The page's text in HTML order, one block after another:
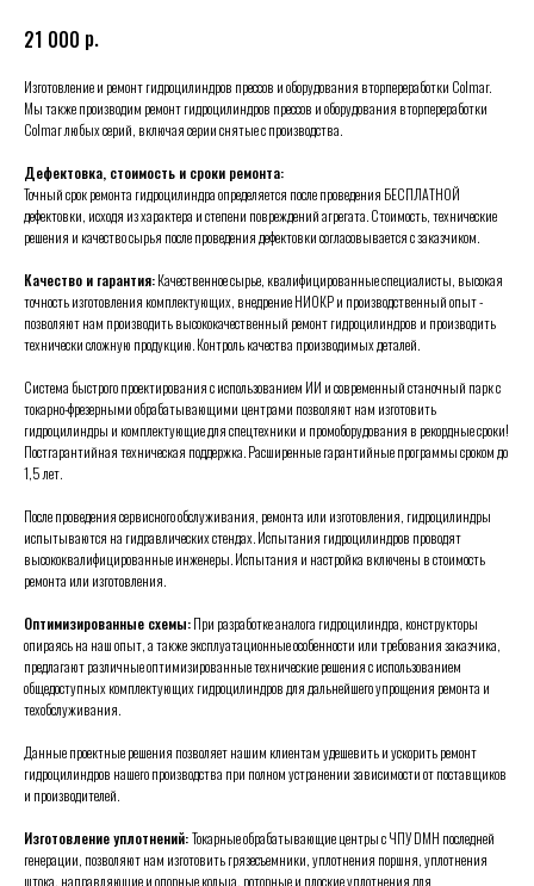
21 000 р.
Изготовление и ремонт гидроцилиндров прессов и оборудования вторпереработки Colmar.
Мы также производим ремонт гидроцилиндров прессов и оборудования вторпереработки
Colmar любых серий, включая серии снятые с производства.
Дефектовка, стоимость и сроки ремонта:
Точный срок ремонта гидроцилиндра определяется после проведения БЕСПЛАТНОЙ
дефектовки, исходя из характера и степени повреждений агрегата. Стоимость, технические
решения и качество сырья после проведения дефектовки согласовывается с заказчиком.
Качество и гарантия:Качественное сырье, квалифицированные специалисты, высокая
точность изготовления комплектующих, внедрение НИОКР и производственный опыт -
позволяют нам производить высококачественный ремонт гидроцилиндров и производить
технически сложную продукцию. Контроль качества производимых деталей.
Система быстрого проектирования с использованием ИИ и современный станочный парк с
токарно-фрезерными обрабатывающими центрами позволяют нам изготовить
гидроцилиндры и комплектующие для спецтехники и промоборудования в рекордные сроки!
Постгарантийная техническая поддержка. Расширенные гарантийные программы сроком до
1,5 лет.
После проведения сервисного обслуживания, ремонта или изготовления, гидроцилиндры
испытываются на гидравлических стендах. Испытания гидроцилиндров проводят
высококвалифицированные инженеры.Испытания и настройка включены в стоимость
ремонта или изготовления.
Оптимизированные схемы:При разработке аналога гидроцилиндра, конструкторы
опираясь на наш опыт, а также эксплуатационные особенности или требования заказчика,
предлагают различные оптимизированные технические решения с использованием
общедоступных комплектующих гидроцилиндров для дальнейшего упрощения ремонта и
техобслуживания.
Данные проектные решения позволяет нашим клиентам удешевить и ускорить ремонт
гидроцилиндров нашего производства при полном устранении зависимости от поставщиков
и производителей.
Изготовление уплотнений:Токарные обрабатывающие центры с ЧПУ DMH последней
генерации, позволяют нам изготовить грязесъемники, уплотнения поршня, уплотнения
штока, направляющие и опорные кольца, роторные и плоские уплотнения для